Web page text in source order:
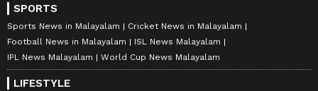
SPORTS
Sports News in Malayalam
Cricket News in Malayalam
Football News in Malayalam
ISL News Malayalam
IPL News Malayalam
World Cup News Malayalam
LIFESTYLE